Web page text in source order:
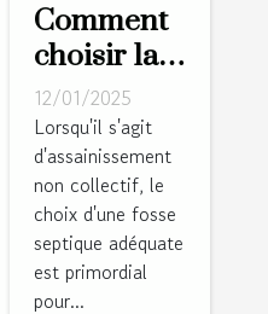
Comment
choisir la
fosse
septique
adaptée à
votre
terrain et
besoins
12/01/2025
Lorsqu'il s'agit
d'assainissement
non collectif, le
choix d'une fosse
septique adéquate
est primordial
pour...